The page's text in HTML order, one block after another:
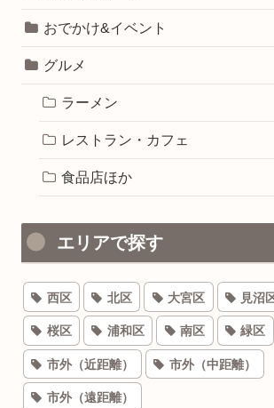
おでかけ&イベント
グルメ
ラーメン
レストラン・カフェ
食品店ほか
エリアで探す
西区 北区 大宮区 見沼
桜区 浦和区 南区 緑区
市外（近距離） 市外（中距離）
市外（遠距離）